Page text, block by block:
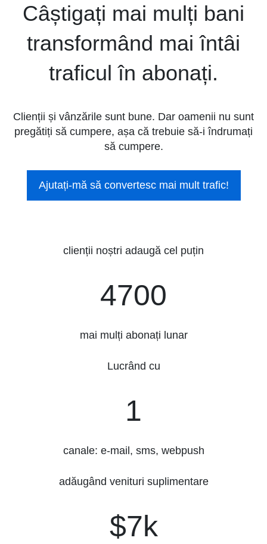
Câștigați mai mulți bani
transformând mai întâi
traficul în abonați.
Clienții și vânzările sunt bune. Dar oamenii nu sunt
pregătiți să cumpere, așa că trebuie să-i îndrumați
să cumpere.
Ajutați-mă să convertesc mai mult trafic!
clienții noștri adaugă cel puțin
4700
mai mulți abonați lunar
Lucrând cu
1
canale: e-mail, sms, webpush
adăugând venituri suplimentare
$7k